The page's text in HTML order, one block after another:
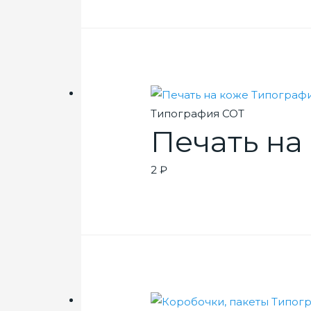
Типография СОТ
Печать
2₽